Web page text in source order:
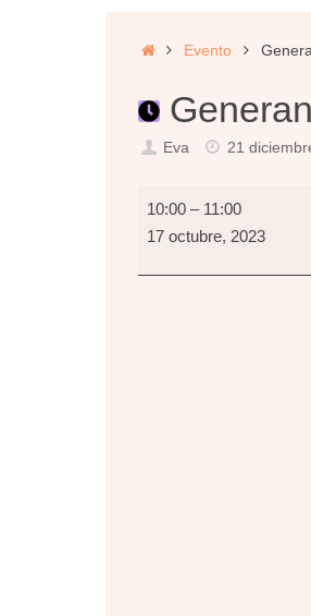
InicioEvento
Eva 21
Generando
Igualdad/
local
10:00 – 11:00
17 octubre, 2023